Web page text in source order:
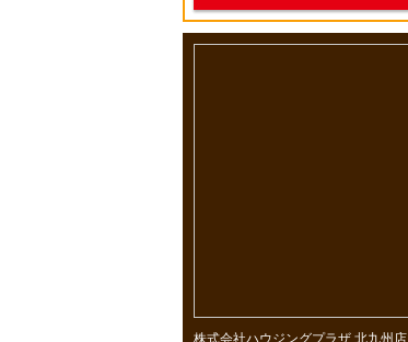
株式会社ハウジングプラザ 北九州店